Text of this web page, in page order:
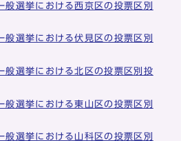
般選挙における西京区の投票区別
般選挙における伏見区の投票区別
般選挙における北区の投票区別投
般選挙における東山区の投票区別
般選挙における山科区の投票区別